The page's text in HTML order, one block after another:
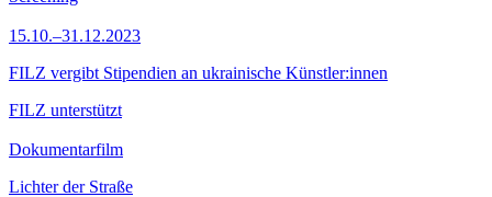
15.10.–31.12.2023
FILZ vergibt Stipendien an ukrainische Künstler:innen
FILZ unterstützt
Dokumentarfilm
Lichter der Straße